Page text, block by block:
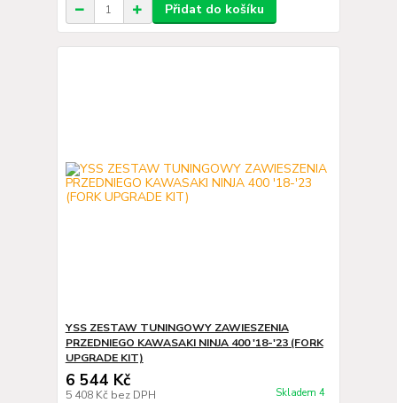
Přidat do košíku
YSS ZESTAW TUNINGOWY ZAWIESZENIA
PRZEDNIEGO KAWASAKI NINJA 400 '18-'23 (FORK
UPGRADE KIT)
6 544 Kč
5 408 Kč bez DPH Skladem 4